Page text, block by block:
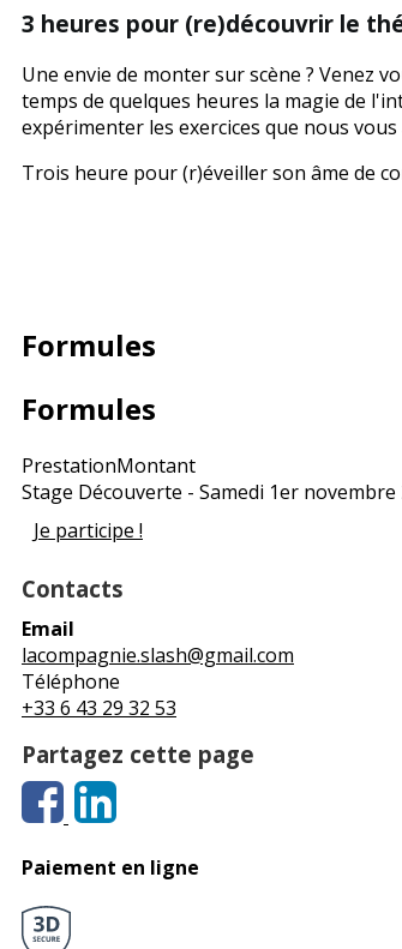
3 heures pour (re)découvrir le
Une envie de monter sur scène ? Venez
temps de quelques heures la magie de
expérimenter les exercices que nous
Trois heure pour (r)éveiller son âme de
Formules
Formules
PrestationMontant
Stage Découverte - Samedi 1er novembre
Je participe !
Contacts
Email
lacompagnie.slash@gmail.com
Téléphone
+33 6 43 29 32 53
Partagez cette page
Paiement en ligne